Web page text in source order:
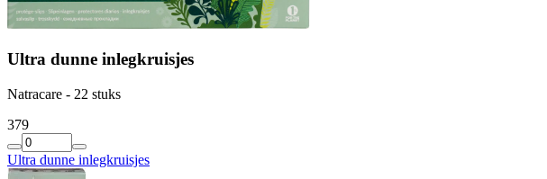
Ultra dunne inlegkruisjes
Natracare - 22 stuks
379
Ultra dunne inlegkruisjes